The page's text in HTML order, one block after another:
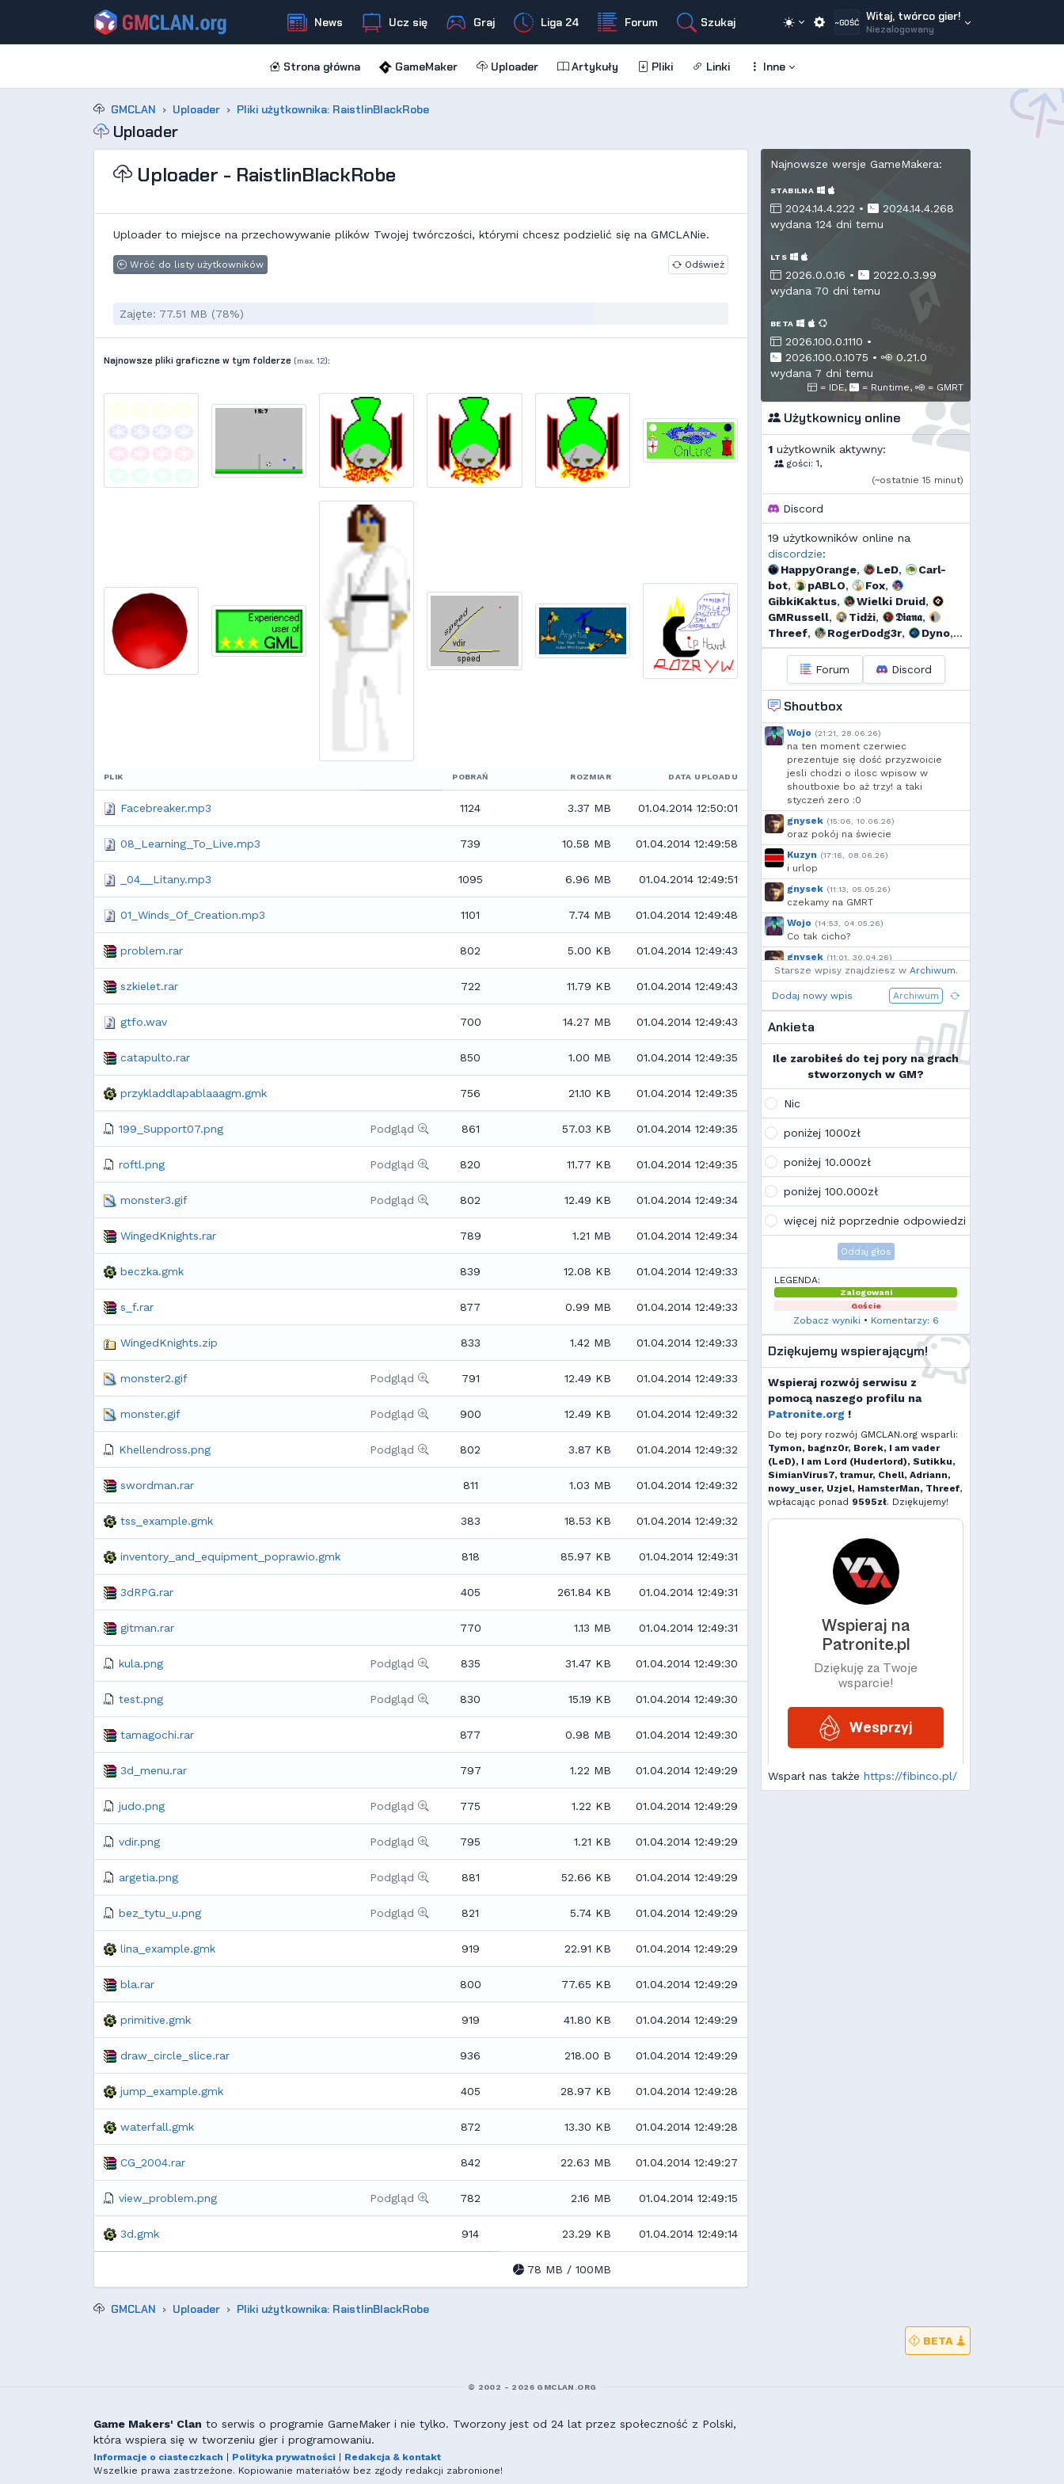
~GOŚĆ Witaj, twórco gier!
Niezalogowany
News Ucz się Graj Liga 24 Forum Szukaj
Strona główna GameMaker Uploader Artykuły Pliki Linki Inne
GMCLAN Uploader Pliki użytkownika: RaistlinBlackRobe
Uploader
Uploader - RaistlinBlackRobe
Uploader to miejsce na przechowywanie plików Twojej twórczości, którymi chcesz podzielić się na GMCLANie.
Wróć do listy użytkowników Odśwież
Zajęte: 77.51 MB (78%)
Najnowsze pliki graficzne w tym folderze (max. 12):
PLIK POBRAŃ ROZMIAR DATA UPLOADU
Facebreaker.mp3 1124 3.37 MB 01.04.2014 12:50:01
08_Learning_To_Live.mp3 739 10.58 MB 01.04.2014 12:49:58
_04__Litany.mp3 1095 6.96 MB 01.04.2014 12:49:51
01_Winds_Of_Creation.mp3 1101 7.74 MB 01.04.2014 12:49:48
problem.rar 802 5.00 KB 01.04.2014 12:49:43
szkielet.rar 722 11.79 KB 01.04.2014 12:49:43
gtfo.wav 700 14.27 MB 01.04.2014 12:49:43
catapulto.rar 850 1.00 MB 01.04.2014 12:49:35
przykladdlapablaaagm.gmk 756 21.10 KB 01.04.2014 12:49:35
199_Support07.png Podgląd 861 57.03 KB 01.04.2014 12:49:35
roftl.png Podgląd 820 11.77 KB 01.04.2014 12:49:35
monster3.gif Podgląd 802 12.49 KB 01.04.2014 12:49:34
WingedKnights.rar 789 1.21 MB 01.04.2014 12:49:34
beczka.gmk 839 12.08 KB 01.04.2014 12:49:33
s_f.rar 877 0.99 MB 01.04.2014 12:49:33
WingedKnights.zip 833 1.42 MB 01.04.2014 12:49:33
monster2.gif Podgląd 791 12.49 KB 01.04.2014 12:49:33
monster.gif Podgląd 900 12.49 KB 01.04.2014 12:49:32
Khellendross.png Podgląd 802 3.87 KB 01.04.2014 12:49:32
swordman.rar 811 1.03 MB 01.04.2014 12:49:32
tss_example.gmk 383 18.53 KB 01.04.2014 12:49:32
inventory_and_equipment_poprawio.gmk 818 85.97 KB 01.04.2014 12:49:31
3dRPG.rar 405 261.84 KB 01.04.2014 12:49:31
gitman.rar 770 1.13 MB 01.04.2014 12:49:31
kula.png Podgląd 835 31.47 KB 01.04.2014 12:49:30
test.png Podgląd 830 15.19 KB 01.04.2014 12:49:30
tamagochi.rar 877 0.98 MB 01.04.2014 12:49:30
3d_menu.rar 797 1.22 MB 01.04.2014 12:49:29
judo.png Podgląd 775 1.22 KB 01.04.2014 12:49:29
vdir.png Podgląd 795 1.21 KB 01.04.2014 12:49:29
argetia.png Podgląd 881 52.66 KB 01.04.2014 12:49:29
bez_tytu_u.png Podgląd 821 5.74 KB 01.04.2014 12:49:29
lina_example.gmk 919 22.91 KB 01.04.2014 12:49:29
bla.rar 800 77.65 KB 01.04.2014 12:49:29
primitive.gmk 919 41.80 KB 01.04.2014 12:49:29
draw_circle_slice.rar 936 218.00 B 01.04.2014 12:49:29
jump_example.gmk 405 28.97 KB 01.04.2014 12:49:28
waterfall.gmk 872 13.30 KB 01.04.2014 12:49:28
CG_2004.rar 842 22.63 MB 01.04.2014 12:49:27
view_problem.png Podgląd 782 2.16 MB 01.04.2014 12:49:15
3d.gmk 914 23.29 KB 01.04.2014 12:49:14
78 MB / 100MB
GMCLAN Uploader Pliki użytkownika: RaistlinBlackRobe
Najnowsze wersje GameMakera:
STABILNA
2024.14.4.222 •
2024.14.4.268
wydana 124 dni temu
LTS
2026.0.0.16 •
2022.0.3.99
wydana 70 dni temu
BETA
2026.100.0.1110 •
2026.100.0.1075 •
0.21.0
wydana 7 dni temu
= IDE, = Runtime, = GMRT
Użytkownicy online
1 użytkownik aktywny:
gości: 1,
(~ostatnie 15 minut)
Discord
19 użytkowników online na
discordzie:
HappyOrange, LeD,
Carl-
bot, pABLO, Fox,
GibkiKaktus, Wielki Druid,
GMRussell, Tidżi, 𝕯𝖎𝖆𝖓𝖆,
Threef, RogerDodg3r, Dyno,
szmalu, Korodzik, bagno,
Arrekin, Krzysiek1250
xVANiLL
Forum Discord
Shoutbox
Wojo (21:21, 28.06.26)
na ten moment czerwiec
prezentuje się dość przyzwoicie
jesli chodzi o ilosc wpisow w
shoutboxie bo aż trzy! a taki
styczeń zero :0
gnysek (15:06, 10.06.26)
oraz pokój na świecie
Kuzyn (17:16, 08.06.26)
i urlop
gnysek (11:13, 05.05.26)
czekamy na GMRT
Wojo (14:53, 04.05.26)
Co tak cicho?
gnysek (11:01, 30.04.26)
Grill panie, grill.
Wojo
(14:18, 29.04.26)
Jak planujecie spędzić najbliższą
Ja zainstalowałem sobie Linux mint
na swoim laptopie
Wojo
Tak, po zmianach gmclan przeżywa
wskazują, że ten rok będzie rokiem
Linuxa, rokiem odejścia od
discorda na rzecz forów
internetowych
K Kamilek
Ale klimat tu znowu wrócić!
Starsze wpisy znajdziesz w Archiwum.
Dodaj nowy wpis Archiwum
Ankieta
Ile zarobiłeś do tej pory na grach
stworzonych w GM?
Nic
poniżej 1000zł
poniżej 10.000zł
poniżej 100.000zł
więcej niż poprzednie odpowiedzi
Oddaj głos
LEGENDA:
Zalogowani
Goście
Zobacz wyniki • Komentarzy: 6
Dziękujemy wspierającym!
Wspieraj rozwój serwisu z
pomocą naszego profilu na
Patronite.org !
Do tej pory rozwój GMCLAN.org wsparli:
Tymon, bagnz0r, Borek, I am vader
(LeD), I am Lord (Huderlord), Sutikku,
SimianVirus7, tramur, Chell, Adriann,
nowy_user, Uzjel, HamsterMan, Threef,
wpłacając ponad 9595zł. Dziękujemy!
Wsparł nas także https://fibinco.pl/
BETA
© 2002 - 2026 GMCLAN.ORG
Game Makers' Clan to serwis o programie GameMaker i nie tylko. Tworzony jest od 24 lat przez społeczność z Polski,
która wspiera się w tworzeniu gier i programowaniu.
Informacje o ciasteczkach Polityka prywatności
Redakcja & kontakt
Wszelkie prawa zastrzeżone. Kopiowanie materiałów bez zgody redakcji zabronione!